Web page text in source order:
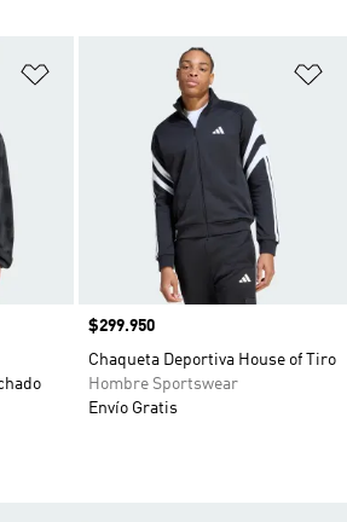
Añadir a la lista de deseos
Precio
$299.950
Chaqueta Deportiva House of Tiro
Hombre Sportswear
Envío Gratis